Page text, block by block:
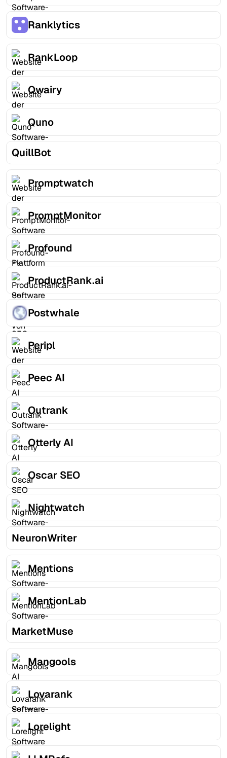
Ranklytics
RankLoop
Qwairy
Quno
QuillBot
Promptwatch
PromptMonitor
Profound
ProductRank.ai
Postwhale
Peripl
Peec AI
Outrank
Otterly AI
Oscar SEO
Nightwatch
NeuronWriter
Mentions
MentionLab
MarketMuse
Mangools
Lovarank
Lorelight